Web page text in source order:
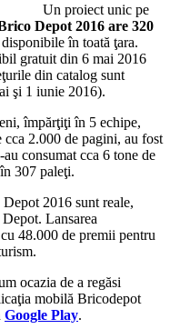
Un proiect unic pe
Depot 2016 are 320
disponibile în toată ţara.
gratuit din 6 mai 2016
din catalog sunt
şi 1 iunie 2016).
împărţiţi în 5 echipe,
2.000 de pagini, au fost
consumat cca 6 tone de
307 paleţi.
2016 sunt reale,
Lansarea
48.000 de premii pentru
ocazia de a regăsi
mobilă Bricodepot
Google Play.